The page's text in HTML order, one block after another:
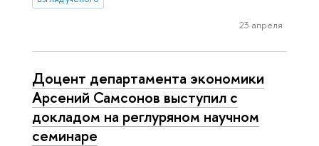
23 апреля
Доцент департамента экономики
Арсений Самсонов выступил с
докладом на реглуряном научном
семинаре